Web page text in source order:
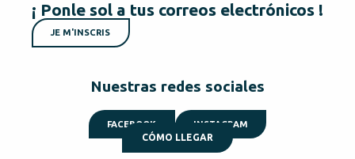
¡ Ponle sol a tus correos electrónicos !
JE M'INSCRIS
Nuestras redes sociales
FACEBOOK INSTAGRAM
CÓMO LLEGAR